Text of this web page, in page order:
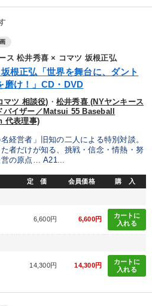
経営教材（全761タイトル）からお探
策」＋「不動産市況予測」＋「市場
押さえる
で学ぶ》講演シリーズ
ー収録講演ＣＤ・講演ＤＶＤ・デジ
ミング・ダウンロード）
の本質」を突く
ス 松井秀喜 × コマツ 坂根正弘
根正弘「世界を舞台に、ダント
磨け！」CD・DVD
マツ 相談役) ・ 松井秀喜 (NYヤンキース
バイザー／Matsui 55 Baseball
代表理事)
経営者」旧知の二人による特別対談。
者だけが知る、挑戦・信念・情熱・努
営の原点… A21...
定 価 会員価格 購 入
6,600円 6,600円
カートに
入れる
14,300円 14,300円
カートに
入れる